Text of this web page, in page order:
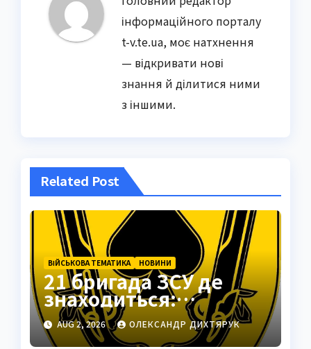
інформаційного порталу
t-v.te.ua, моє натхнення
— відкривати нові
знання й ділитися ними
з іншими.
Related Post
ВІЙСЬКОВА ТЕМАТИКА НОВИНИ
21 бригада ЗСУ де
знаходиться:
Подільськ як
стратегічний центр
AUG 2, 2026 ОЛЕКСАНДР ДИХТЯРУК